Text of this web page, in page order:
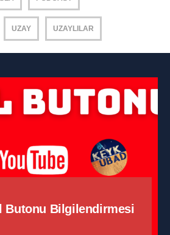
UZAY UZAYLILAR
Butonu Bilgilendirmesi